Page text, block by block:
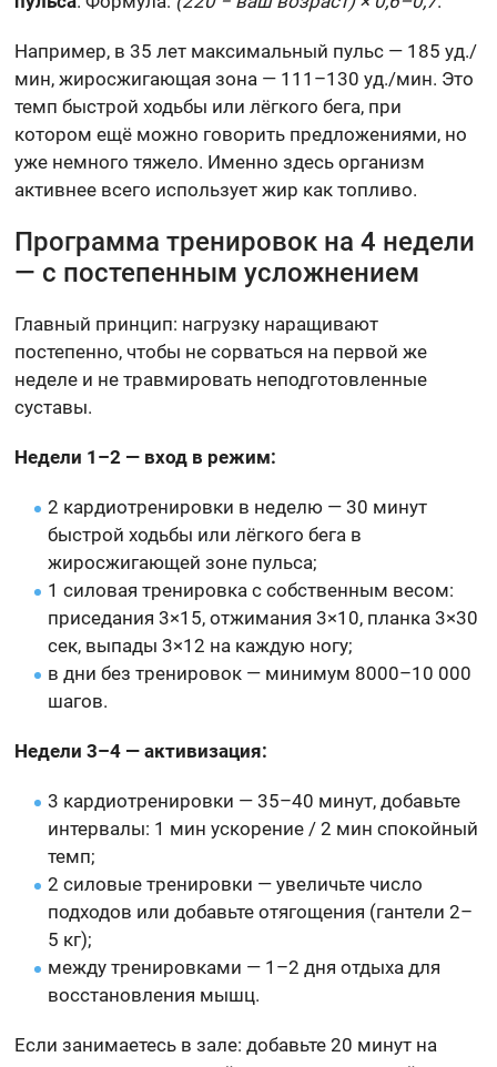
Например, в 35 лет максимальный пульс — 185 уд./
мин, жиросжигающая зона — 111–130 уд./мин. Это
темп быстрой ходьбы или лёгкого бега, при
котором ещё можно говорить предложениями, но
уже немного тяжело. Именно здесь организм
активнее всего использует жир как топливо.
Программа тренировок на 4 недели
— с постепенным усложнением
Главный принцип: нагрузку наращивают
постепенно, чтобы не сорваться на первой же
неделе и не травмировать неподготовленные
суставы.
Недели 1–2 — вход в режим:
2 кардиотренировки в неделю — 30 минут
быстрой ходьбы или лёгкого бега в
жиросжигающей зоне пульса;
1 силовая тренировка с собственным весом:
приседания 3×15, отжимания 3×10, планка 3×30
сек, выпады 3×12 на каждую ногу;
в дни без тренировок — минимум 8000–10 000
шагов.
Недели 3–4 — активизация:
3 кардиотренировки — 35–40 минут, добавьте
интервалы: 1 мин ускорение / 2 мин спокойный
темп;
2 силовые тренировки — увеличьте число
подходов или добавьте отягощения (гантели 2–
5 кг);
между тренировками — 1–2 дня отдыха для
восстановления мышц.
Если занимаетесь в зале: добавьте 20 минут на